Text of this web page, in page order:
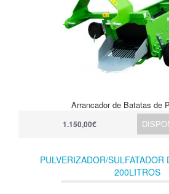
Arrancador de Batatas de
1.150,00€
PULVERIZADOR/SULFATADOR
200LITROS